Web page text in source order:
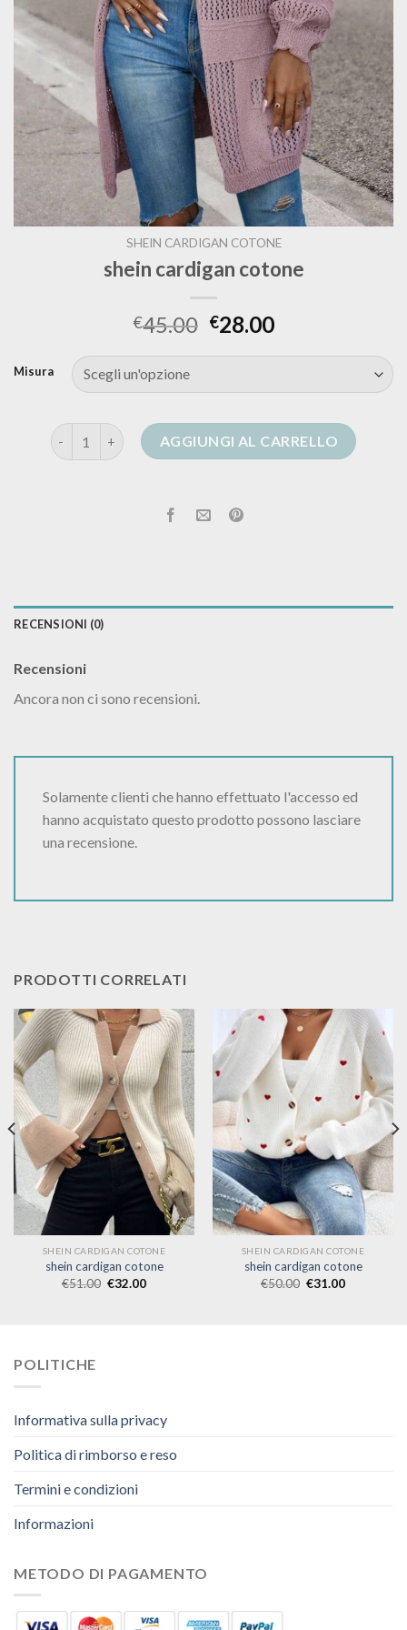
SHEIN CARDIGAN COTONE
shein cardigan cotone
€45.00 €28.00
Misura
shein cardigan cotone quantitàAGGIUNGI AL CARRELLO
RECENSIONI (0)
Recensioni
Ancora non ci sono recensioni.
Solamente clienti che hanno effettuato l'accesso ed
hanno acquistato questo prodotto possono lasciare
una recensione.
PRODOTTI CORRELATI
SHEIN CARDIGAN COTONE
shein cardigan cotone
€51.00 €32.00
SHEIN CARDIGAN COTONE
shein cardigan cotone
€50.00 €31.00
POLITICHE
Informativa sulla privacy
Politica di rimborso e reso
Termini e condizioni
Informazioni
METODO DI PAGAMENTO